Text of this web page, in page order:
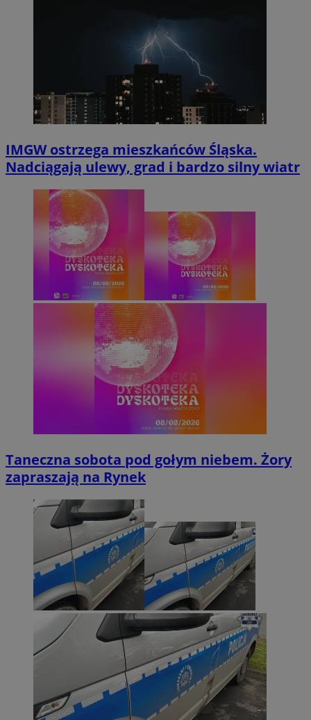
IMGW ostrzega mieszkańców Śląska.
Nadciągają ulewy, grad i bardzo silny wiatr
Taneczna sobota pod gołym niebem. Żory
zapraszają na Rynek